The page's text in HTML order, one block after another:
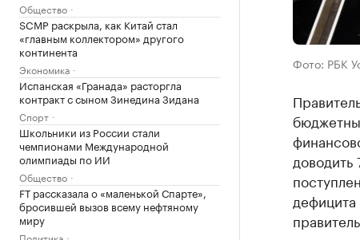
Общество
SCMP раскрыла, как Китай стал
«главным коллектором» другого
континента
Экономика
Испанская «Гранада» расторгла
контракт с сыном Зинедина Зидана
Спорт
Школьники из России стали
чемпионами Международной
олимпиады по ИИ
Общество
FT рассказала о «маленькой Спарте»,
бросившей вызов всему нефтяному
миру
Фото: РБК